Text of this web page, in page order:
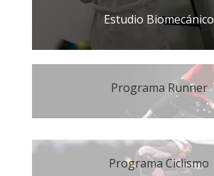
Estudio Biomecánico
Programa Runner
Programa Ciclismo